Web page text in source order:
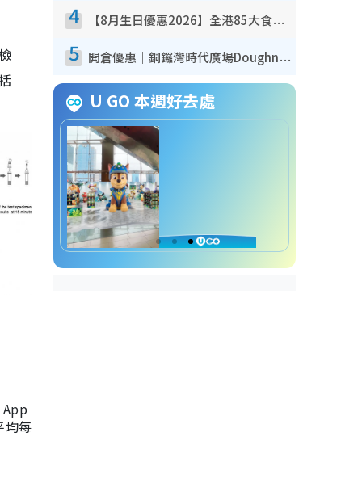
均每
4 【8月生日優惠2026】全港85大食買玩著數攻略 自助餐/火鍋放題同行免費＋誠品/DONKI送現金券
5 開倉優惠｜銅鑼灣時代廣場Doughnut/Campo Marzio開倉低至1折！背囊、書包、手袋劈價$200起
U GO 本週好去處